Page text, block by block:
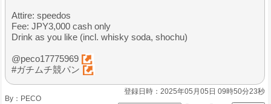
Attire: speedos
Fee: JPY3,000 cash only
Drink as you like (incl. whisky soda, shochu)
@peco17775969
#ガチムチ競パン
登録日時：2025年05月05日 09時50分23秒
By： PECO